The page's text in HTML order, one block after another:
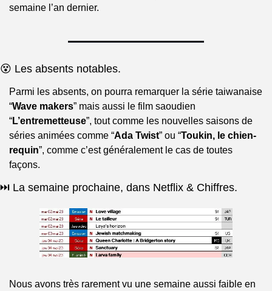
semaine l’an dernier.
😵 Les absents notables.
Parmi les absents, on pourra remarquer la série taiwanaise
“Wave makers” mais aussi le film saoudien
“L’entremetteuse”, tout comme les nouvelles saisons de
séries animées comme “Ada Twist” ou “Toukin, le chien-
requin”, comme c’est généralement le cas de toutes
façons.
⏭️ La semaine prochaine, dans Netflix & Chiffres.
Nous avons très rarement vu une semaine aussi faible en